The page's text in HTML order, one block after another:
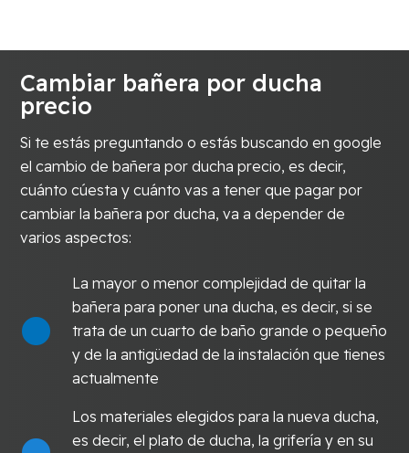
Cambiar bañera por ducha
precio
Si te estás preguntando o estás buscando en google
el cambio de bañera por ducha precio, es decir,
cuánto cúesta y cuánto vas a tener que pagar por
cambiar la bañera por ducha, va a depender de
varios aspectos:
La mayor o menor complejidad de quitar la
bañera para poner una ducha, es decir, si se
trata de un cuarto de baño grande o pequeño
y de la antigüedad de la instalación que tienes
actualmente
Los materiales elegidos para la nueva ducha,
es decir, el plato de ducha, la grifería y en su